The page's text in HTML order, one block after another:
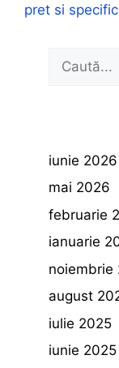
pret si
după:
iunie 2026
mai 2026
februarie
ianuarie
noiembrie
august
iulie 2025
iunie 2025